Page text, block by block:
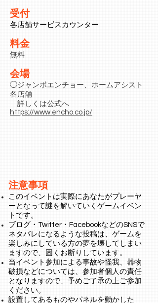
受付
各店舗サービスカウンター
料金
無料
会場
​◯ジャンボエンチョー、ホームアシスト
各店舗
詳しくは公式へ
https://www.encho.co.jp/
注意事項
このイベントは実際にあなたがプレーヤ
ーとなって謎を解いていくゲームイベン
トです。
ブログ・Twitter・FacebookなどのSNSで
ネタバレになるような投稿は、ゲームを
楽しみにしている方の夢を壊してしまい
ますので、固くお断りしています。
当イベント参加による事故や怪我、器物
破損などについては、参加者個人の責任
となりますので、予めご了承の上ご参加
ください。
​設置してあるものやパネルを動かした